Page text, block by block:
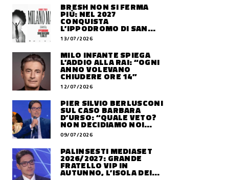
BRESH NON SI FERMA
PIÙ: NEL 2027
CONQUISTA
L’IPPODROMO DI SAN
SIRO CON “MILANO
MAREA”
13/07/2026
MILO INFANTE SPIEGA
L’ADDIO ALLA RAI: “OGNI
ANNO VOLEVANO
CHIUDERE ORE 14”
12/07/2026
PIER SILVIO BERLUSCONI
SUL CASO BARBARA
D’URSO: “QUALE VETO?
NON DECIDIAMO NOI
DOVE LAVORERÀ”
09/07/2026
PALINSESTI MEDIASET
2026/2027: GRANDE
FRATELLO VIP IN
AUTUNNO, L’ISOLA DEI